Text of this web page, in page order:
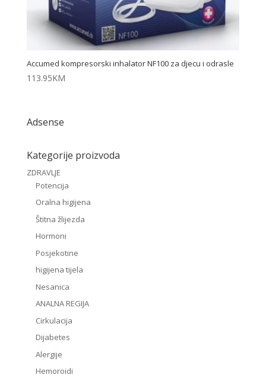
Accumed kompresorski inhalator NF100 za djecu i odrasle
113.95KM
Adsense
Kategorije proizvoda
ZDRAVLJE
Potencija
Oralna higijena
Štitna žlijezda
Hormoni
Posjekotine
higijena tijela
Nesanica
ANALNA REGIJA
Cirkulacija
Dijabetes
Alergije
Hemoroidi